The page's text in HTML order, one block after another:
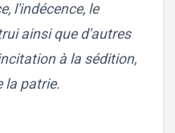
l'indécence, le
ainsi que d'autres
à la sédition,
la patrie.